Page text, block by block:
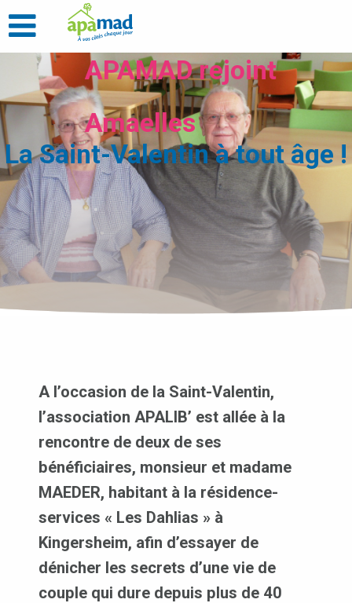
APAMAD rejoint
Amaelles
La Saint-Valentin à tout âge !
A l’occasion de la Saint-Valentin,
l’association APALIB’ est allée à la
rencontre de deux de ses
bénéficiaires, monsieur et madame
MAEDER, habitant à la résidence-
services « Les Dahlias » à
Kingersheim, afin d’essayer de
dénicher les secrets d’une vie de
couple qui dure depuis plus de 40